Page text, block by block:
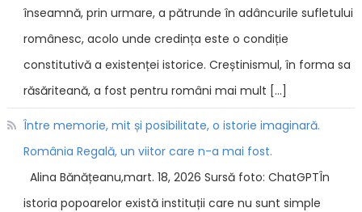
înseamnă, prin urmare, a pătrunde în adâncurile sufletului
românesc, acolo unde credința este o condiție
constitutivă a existenței istorice. Creștinismul, în forma sa
răsăriteană, a fost pentru români mai mult […]
Între memorie, mit și posibilitate, o istorie imaginară.
România Regală, un viitor care n-a mai fost.
Alina Bănățeanu,mart. 18, 2026 Sursă foto: ChatGPTÎn
istoria popoarelor există instituții care nu sunt simple